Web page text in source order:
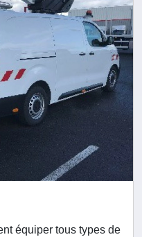
équiper tous types de